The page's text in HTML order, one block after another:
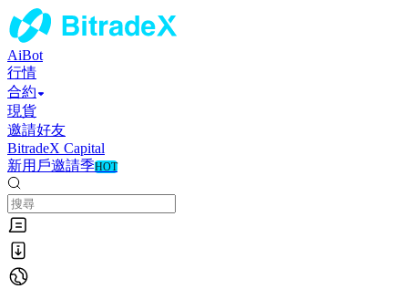
AiBot
行情
合約
現貨
邀請好友
BitradeX Capital
新用戶邀請季HOT